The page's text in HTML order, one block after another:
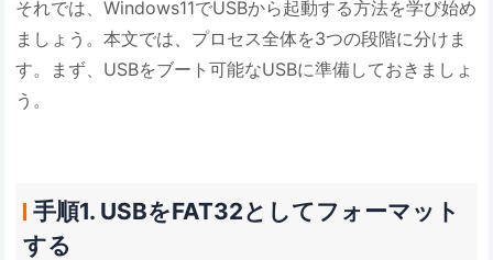
それでは、Windows11でUSBから起動する方法を学び始め
ましょう。本文では、プロセス全体を3つの段階に分けま
す。まず、USBをブート可能なUSBに準備しておきましょ
う。
手順1. USBをFAT32としてフォーマット
する